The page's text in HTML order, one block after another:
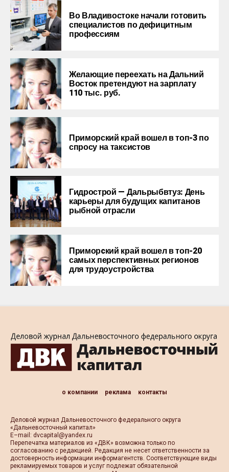
Во Владивостоке начали готовить
специалистов по дефицитным
профессиям
Желающие переехать на Дальний
Восток претендуют на зарплату
110 тыс. руб.
Приморский край вошел в топ-3 по
спросу на таксистов
Гидрострой — Дальрыбвтуз: День
карьеры для будущих капитанов
рыбной отрасли
Приморcкий край вошел в топ-20
самых перспективных регионов
для трудоустройства
о компании реклама контакты
Деловой журнал Дальневосточного федерального округа
«Дальневосточный капитал»
Е–mail: dvcapital@yandex.ru
Перепечатка материалов из «ДВК» возможна только по
согласованию с редакцией. Редакция не несет ответственности за
достоверность информации информагентств. Соответствующие виды
рекламируемых товаров и услуг подлежат обязательной